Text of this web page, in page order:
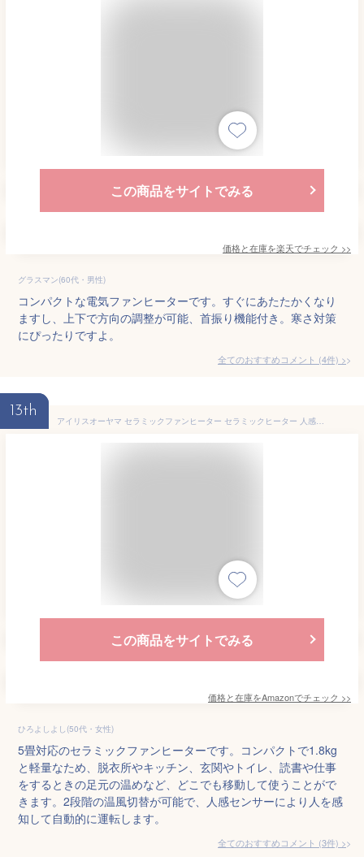
この商品をサイトでみる
価格と在庫を楽天でチェック >>
グラスマン(60代・男性)
コンパクトな電気ファンヒーターです。すぐにあたたかくなり
ますし、上下で方向の調整が可能、首振り機能付き。寒さ対策
にぴったりですよ。
全てのおすすめコメント (4件) >
13th
アイリスオーヤマ セラミックファンヒーター セラミックヒーター 人感センサー付き 800W 小型・中型 ~5畳 マイコン式 JCH-M082T ホワイト
この商品をサイトでみる
価格と在庫をAmazonでチェック >>
ひろよしよし(50代・女性)
5畳対応のセラミックファンヒーターです。コンパクトで1.8kg
と軽量なため、脱衣所やキッチン、玄関やトイレ、読書や仕事
をするときの足元の温めなど、どこでも移動して使うことがで
きます。2段階の温風切替が可能で、人感センサーにより人を感
知して自動的に運転します。
全てのおすすめコメント (3件) >